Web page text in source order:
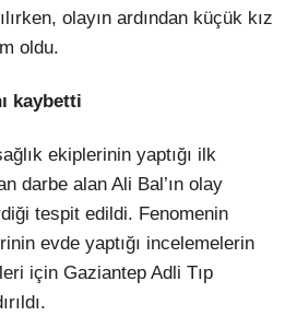
olayın ardından küçük kız
oldu.
kaybetti
ekiplerinin yaptığı ilk
darbe alan Ali Bal’ın olay
tespit edildi. Fenomenin
evde yaptığı incelemelerin
için Gaziantep Adli Tıp